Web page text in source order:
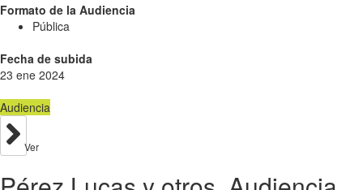
Formato de la Audiencia
Pública
Fecha de subida
23 ene 2024
Audiencia
Ver